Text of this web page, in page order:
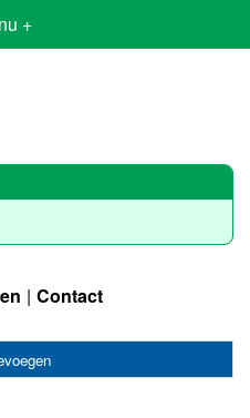
+
Contact